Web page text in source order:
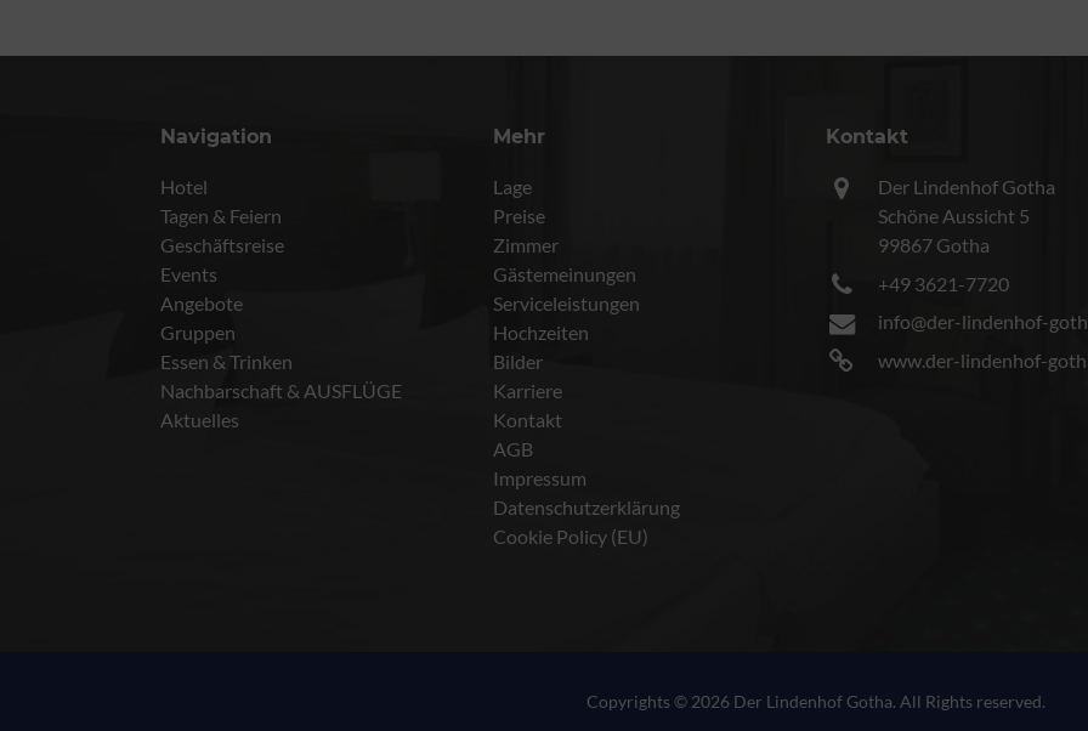
Navigation
Hotel
Tagen & Feiern
Geschäftsreise
Events
Angebote
Gruppen
Essen & Trinken
Nachbarschaft & AUSFLÜGE
Aktuelles
Mehr
Lage
Preise
Zimmer
Gästemeinungen
Serviceleistungen
Hochzeiten
Bilder
Karriere
Kontakt
AGB
Impressum
Datenschutzerklärung
Cookie Policy (EU)
Kontakt
Der Lindenhof Gotha
Schöne Aussicht 5
99867 Gotha
+49 3621-7720
info@der-lindenhof-
www.der-lindenhof-
Copyrights © 2026 Der Lindenhof Gotha. All Rights reserved.